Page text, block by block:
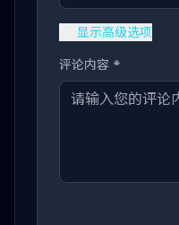
显示高级选项
评论内容 *